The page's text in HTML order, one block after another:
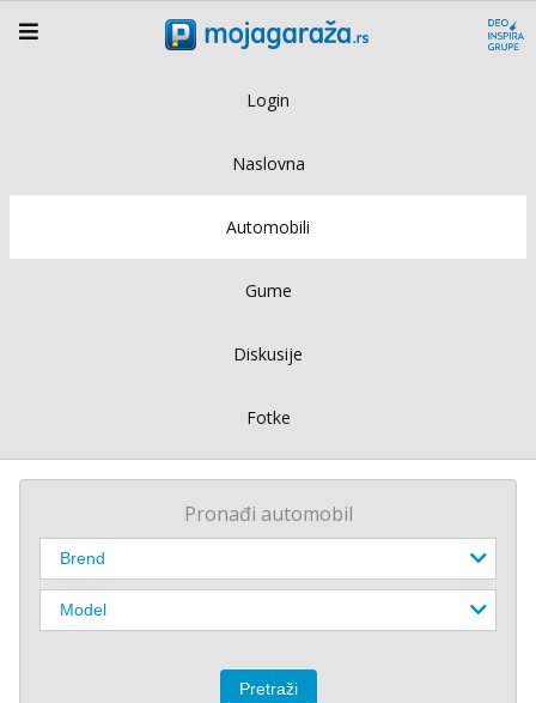
Login
Naslovna
Automobili
Gume
Diskusije
Fotke
Pronađi automobil